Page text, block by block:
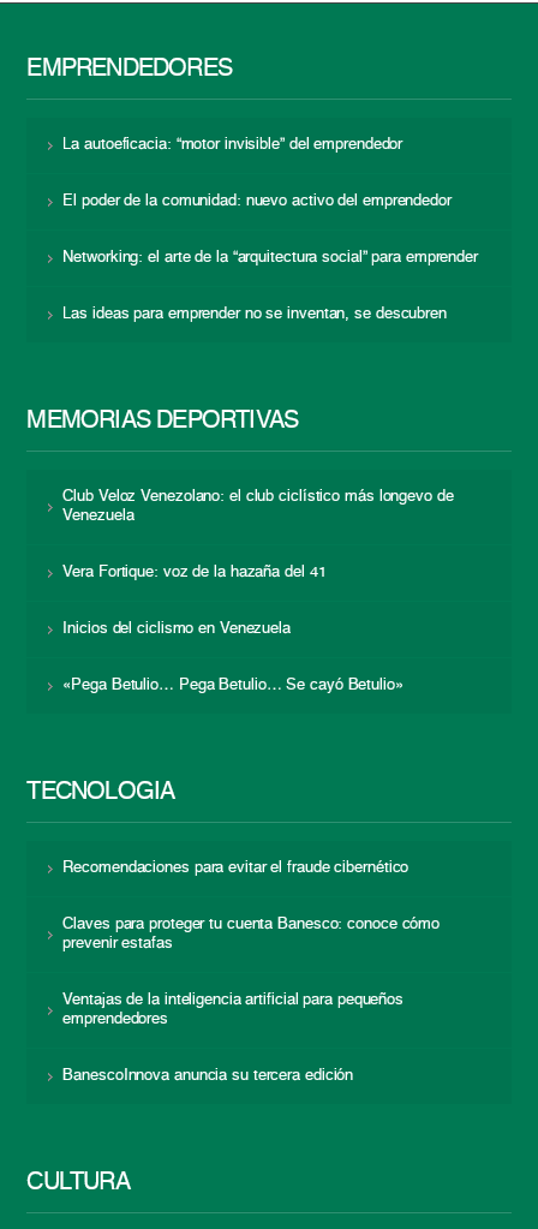
EMPRENDEDORES
La autoeficacia: “motor invisible” del emprendedor
El poder de la comunidad: nuevo activo del emprendedor
Networking: el arte de la “arquitectura social” para emprender
Las ideas para emprender no se inventan, se descubren
MEMORIAS DEPORTIVAS
Club Veloz Venezolano: el club ciclístico más longevo de
Venezuela
Vera Fortique: voz de la hazaña del 41
Inicios del ciclismo en Venezuela
«Pega Betulio… Pega Betulio… Se cayó Betulio»
TECNOLOGÍA
Recomendaciones para evitar el fraude cibernético
Claves para proteger tu cuenta Banesco: conoce cómo
prevenir estafas
Ventajas de la inteligencia artificial para pequeños
emprendedores
BanescoInnova anuncia su tercera edición
CULTURA